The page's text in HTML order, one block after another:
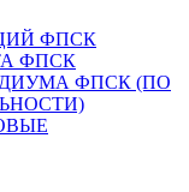
ФПСК
ФПСК
ФПСК (ПО